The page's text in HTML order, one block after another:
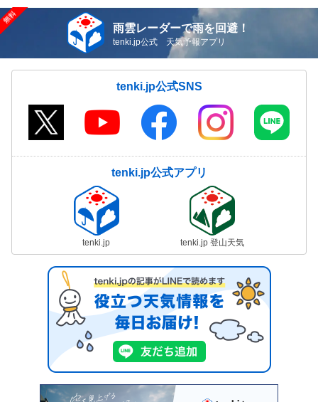
雨雲レーダーで雨を回避！
tenki.jp公式 天気予報アプリ
tenki.jp公式SNS
tenki.jp公式アプリ
tenki.jp tenki.jp 登山天気